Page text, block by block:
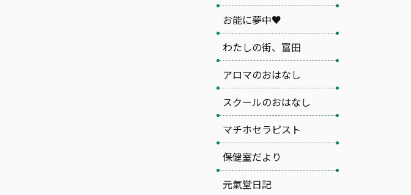
お能に夢中♥
わたしの街、富田
アロマのおはなし
スクールのおはなし
マチホセラピスト
保健室だより
元氣堂日記